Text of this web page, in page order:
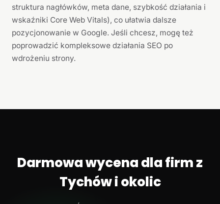
struktura nagłówków, meta dane, szybkość działania i
wskaźniki Core Web Vitals), co ułatwia dalsze
pozycjonowanie w Google. Jeśli chcesz, mogę też
poprowadzić kompleksowe działania SEO po
wdrożeniu strony.
Darmowa wycena dla firm z
Tychów i okolic